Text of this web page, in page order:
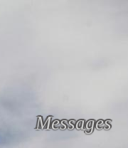
Messages